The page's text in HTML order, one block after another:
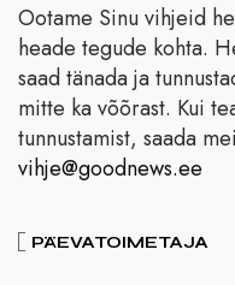
Ootame Sinu vihjeid
heade tegude kohta.
saad tänada ja
mitte ka võõrast. Kui
tunnustamist, saada
vihje@goodnews.ee
PÄEVATOIMETAJA